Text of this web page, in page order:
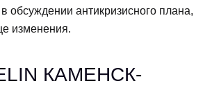
обсуждении антикризисного плана,
изменения.
КАМЕНСК-